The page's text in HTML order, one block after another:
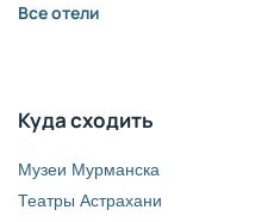
Все отели
Куда сходить
Музеи Мурманска
Театры Астрахани